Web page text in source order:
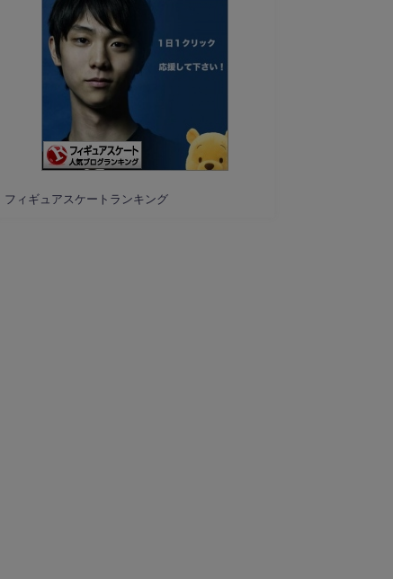
フィギュアスケートランキング